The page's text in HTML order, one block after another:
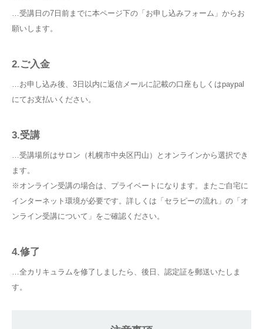
…受講日の7日前までに本ページ下の「お申し込みフォーム」からお
願いします。
2.ご入金
…お申し込み後、3日以内に返信メールに記載の口座もしくはpaypal
にてお支払いください。
3.受講
…受講場所はサロン（札幌市中央区円山）とオンラインから選択でき
ます。
※オンライン受講の場合は、プライベートになります。またご自宅に
インターネット環境が必要です。詳しくは「 セラピーの流れ 」の「オ
ンライン受講について」をご確認ください。
4.修了
…全カリキュラムを修了しましたら、後日、認定証を郵送いたしま
す。